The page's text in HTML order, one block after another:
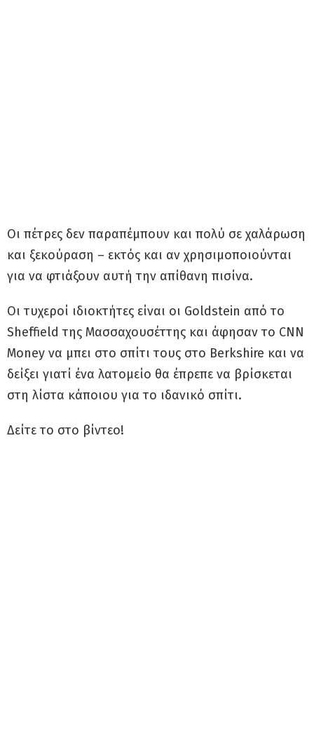
Οι πέτρες δεν παραπέμπουν και πολύ σε χαλάρωση
και ξεκούραση – εκτός και αν χρησιμοποιούνται
για να φτιάξουν αυτή την απίθανη πισίνα.
Οι τυχεροί ιδιοκτήτες είναι οι Goldstein από το
Sheffield της Μασσαχουσέττης και άφησαν το CNN
Money να μπει στο σπίτι τους στο Berkshire και να
δείξει γιατί ένα λατομείο θα έπρεπε να βρίσκεται
στη λίστα κάποιου για το ιδανικό σπίτι.
Δείτε το στο βίντεο!